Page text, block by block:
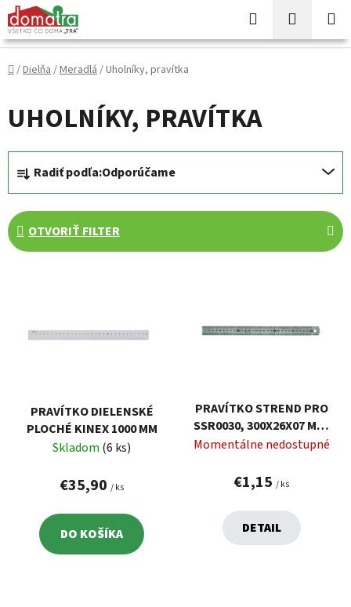
Prejsť
na
obsah
Hľadať
KOŠÍK
Domov
/Dielňa/Meradlá/Uholníky, pravítka
UHOLNÍKY, PRAVÍTKA
R
d
e
n
Radiť podľa:Odporúčame
OTVORIŤ FILTER
PRAVÍTKO DIELENSKÉ
PLOCHÉ KINEX 1000 MM
Skladom (6 ks)
€35,90 / ks
DO KOŠÍKA
PRAVÍTKO STREND PRO
SSR0030, 300X26X07 MM,
NEREZOVÉ, INOX
Momentálne nedostupné
€1,15 / ks
DETAIL